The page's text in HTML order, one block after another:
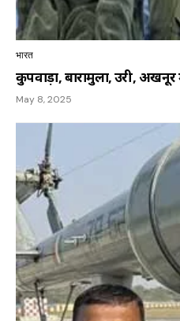
भारत
कुपवाड़ा, बारामुला, उरी,
May 8, 2025